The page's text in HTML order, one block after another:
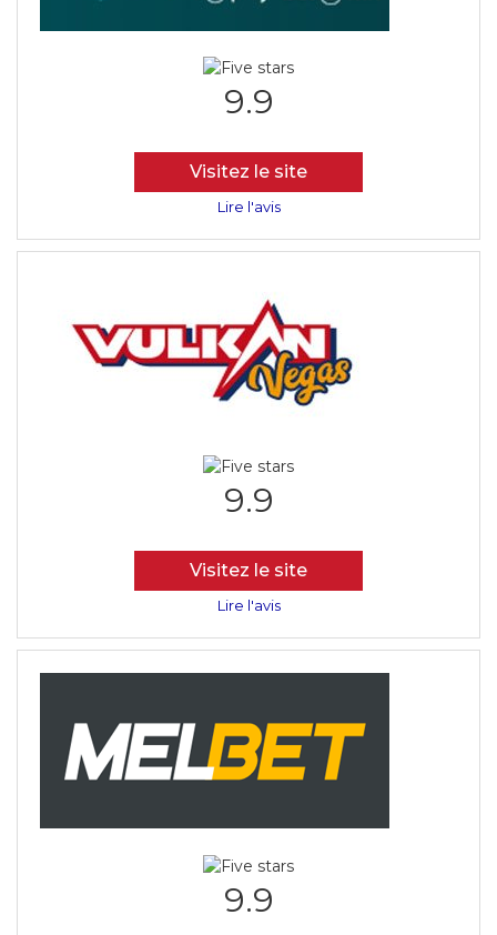
9.9
Visitez le site
Lire l'avis
9.9
Visitez le site
Lire l'avis
9.9